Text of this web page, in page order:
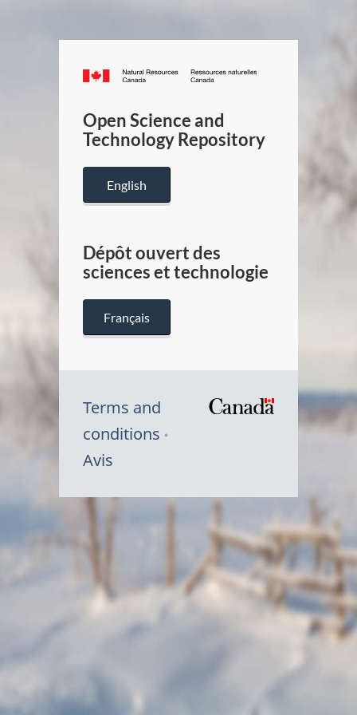
Canada.ca
/
Canada
Open Science and
Technology Repository
English
Dépôt ouvert des
sciences et technologie
Français
Terms and
conditions
Avis
Symbole
Canada